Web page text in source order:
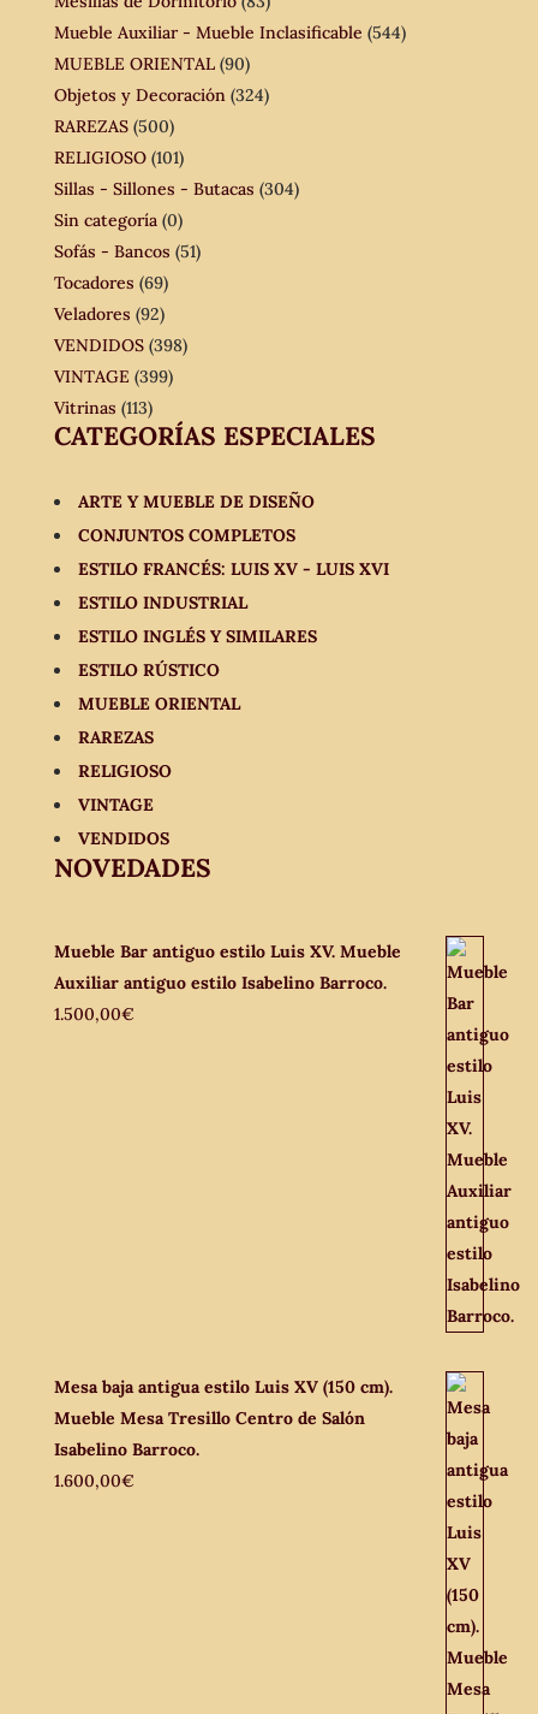
Mueble Auxiliar - Mueble Inclasificable (544)
MUEBLE ORIENTAL (90)
Objetos y Decoración (324)
RAREZAS (500)
RELIGIOSO (101)
Sillas - Sillones - Butacas (304)
Sin categoría (0)
Sofás - Bancos (51)
Tocadores (69)
Veladores (92)
VENDIDOS (398)
VINTAGE (399)
Vitrinas (113)
CATEGORÍAS ESPECIALES
ARTE Y MUEBLE DE DISEÑO
CONJUNTOS COMPLETOS
ESTILO FRANCÉS: LUIS XV - LUIS XVI
ESTILO INDUSTRIAL
ESTILO INGLÉS Y SIMILARES
ESTILO RÚSTICO
MUEBLE ORIENTAL
RAREZAS
RELIGIOSO
VINTAGE
VENDIDOS
NOVEDADES
Mueble Bar antiguo estilo Luis XV. Mueble
Auxiliar antiguo estilo Isabelino Barroco.
1.500,00€
Mesa baja antigua estilo Luis XV (150 cm).
Mueble Mesa Tresillo Centro de Salón
Isabelino Barroco.
1.600,00€